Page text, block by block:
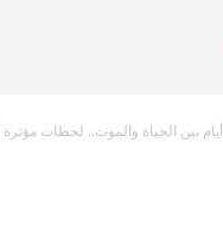
أيام بين الحياة والموت.. لحظات